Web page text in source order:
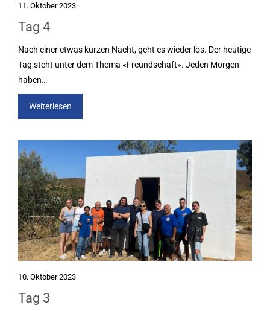
11. Oktober 2023
Tag 4
Nach einer etwas kurzen Nacht, geht es wieder los. Der heutige
Tag steht unter dem Thema «Freundschaft». Jeden Morgen
haben…
Weiterlesen
10. Oktober 2023
Tag 3